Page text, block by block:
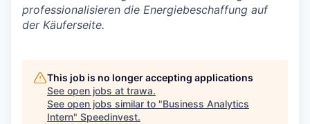
professionalisieren die Energiebeschaffung auf
der Käuferseite.
This job is no longer accepting applications
See open jobs at trawa.
See open jobs similar to "Business Analytics
Intern" Speedinvest.